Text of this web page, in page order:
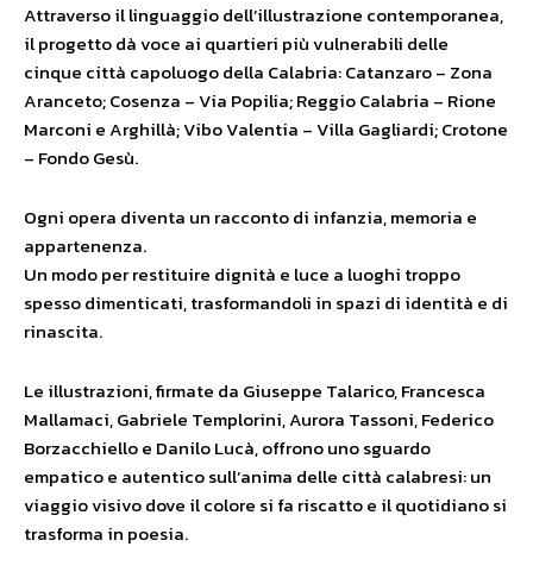
Attraverso il linguaggio dell’illustrazione contemporanea,
il progetto dà voce ai quartieri più vulnerabili delle
cinque città capoluogo della Calabria: Catanzaro – Zona
Aranceto; Cosenza – Via Popilia; Reggio Calabria – Rione
Marconi e Arghillà; Vibo Valentia – Villa Gagliardi; Crotone
– Fondo Gesù.
Ogni opera diventa un racconto di infanzia, memoria e
appartenenza.
Un modo per restituire dignità e luce a luoghi troppo
spesso dimenticati, trasformandoli in spazi di identità e di
rinascita.
Le illustrazioni, firmate da Giuseppe Talarico, Francesca
Mallamaci, Gabriele Templorini, Aurora Tassoni, Federico
Borzacchiello e Danilo Lucà, offrono uno sguardo
empatico e autentico sull’anima delle città calabresi: un
viaggio visivo dove il colore si fa riscatto e il quotidiano si
trasforma in poesia.